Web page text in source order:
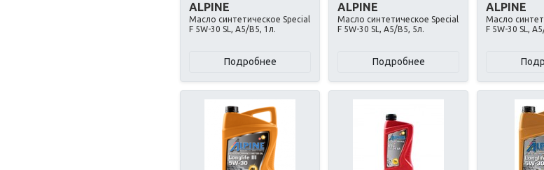
ALPINE
Масло синтетическое Special
F 5W-30 SL, A5/B5, 1л.
Подробнее
ALPINE
Масло синтетическое Special
F 5W-30 SL, A5/B5, 5л.
Подробнее
ALPINE
Масло
F 5W-30 SL,